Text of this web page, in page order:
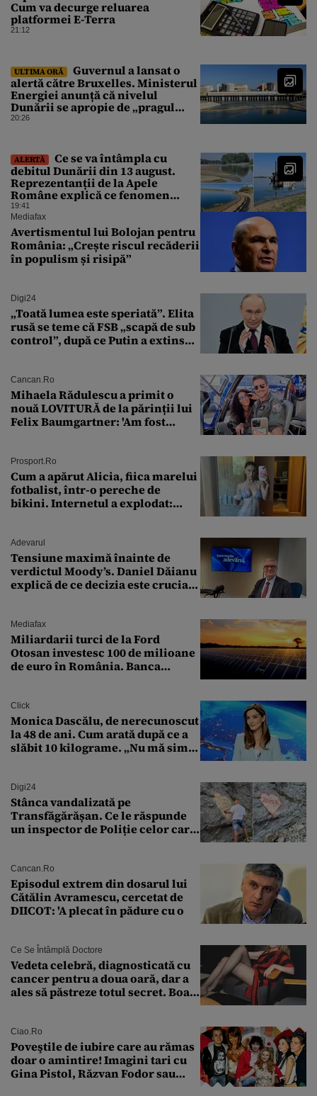
Cum va decurge reluarea
platformei E-Terra
21:12
ULTIMA ORĂ
Guvernul a lansat o
alertă către Bruxelles. Ministerul
Energiei anunță că nivelul
Dunării se apropie de „pragul
critic”, iar centrala de la
20:26
ALERTĂ
Ce se va întâmpla cu
debitul Dunării din 13 august.
Reprezentanții de la Apele
Române explică ce fenomen
urmează
19:41
Mediafax
Avertismentul lui Bolojan pentru
România: „Crește riscul recăderii
în populism și risipă”
Digi24
„Toată lumea este speriată”. Elita
rusă se teme că FSB „scapă de sub
control”, după ce Putin a extins
Cancan.ro
Mihaela Rădulescu a primit o
nouă LOVITURĂ de la părinții lui
Felix Baumgartner: 'Am fost
Prosport.ro
Cum a apărut Alicia, fiica marelui
fotbalist, într-o pereche de
bikini. Internetul a explodat:
Adevarul
Tensiune maximă înainte de
verdictul Moody’s. Daniel Dăianu
explică de ce decizia este crucială
Mediafax
Miliardarii turci de la Ford
Otosan investesc 100 de milioane
de euro în România. Banca
Click
Monica Dascălu, de nerecunoscut
la 48 de ani. Cum arată după ce a
slăbit 10 kilograme. „Nu mă simt
Digi24
Stânca vandalizată pe
Transfăgărășan. Ce le răspunde
un inspector de Poliție celor care
Cancan.ro
Episodul extrem din dosarul lui
Cătălin Avramescu, cercetat de
DIICOT: 'A plecat în pădure cu o
Ce Se Întâmplă Doctore
Vedeta celebră, diagnosticată cu
cancer pentru a doua oară, dar a
ales să păstreze totul secret. Boala
Ciao.ro
Poveştile de iubire care au rămas
doar o amintire! Imagini tari cu
Gina Pistol, Răzvan Fodor sau